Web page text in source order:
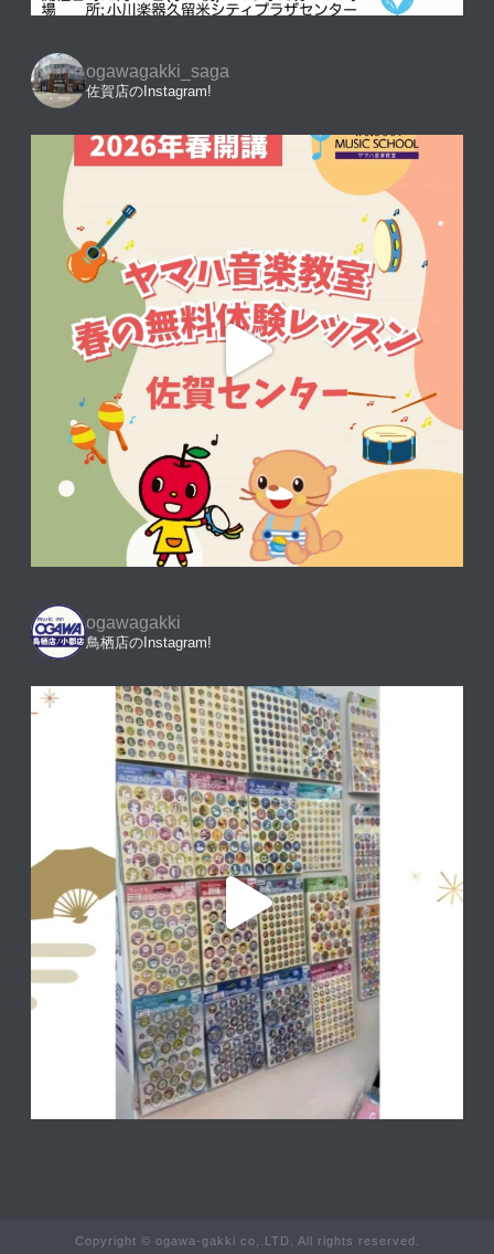
ogawagakki_saga
佐賀店のInstagram!
ogawagakki
鳥栖店のInstagram!
Copyright © ogawa-gakki co,.LTD. All rights reserved.